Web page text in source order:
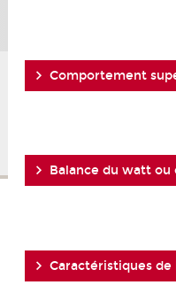
Comportement
Balance du watt ou
Caractéristiques de